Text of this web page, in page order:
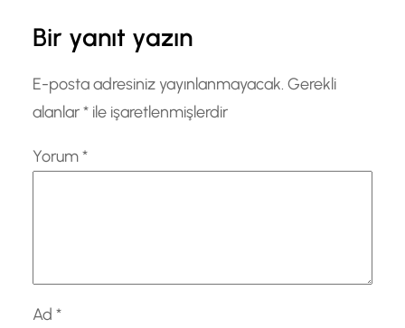
Bir yanıt yazın
E-posta adresiniz yayınlanmayacak. Gerekli
alanlar* ile işaretlenmişlerdir
Yorum*
Ad *